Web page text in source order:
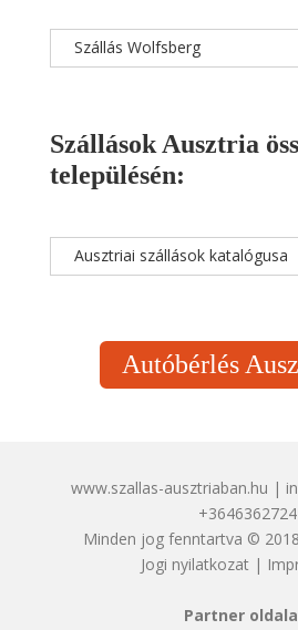
Szállás Wolfsberg
Szállások Ausztria
településén:
Ausztriai szállások katalógusa
Autóbérlés
www.szallas-ausztriaban.hu |
+3646362724
Minden jog fenntartva ©
Jogi nyilatkozat|
Partner